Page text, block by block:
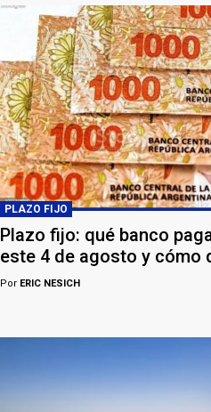
PLAZO FIJO
Plazo fijo: qué banco
este 4 de agosto y cómo
Por ERIC NESICH